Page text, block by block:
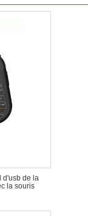
d'usb de la
la souris